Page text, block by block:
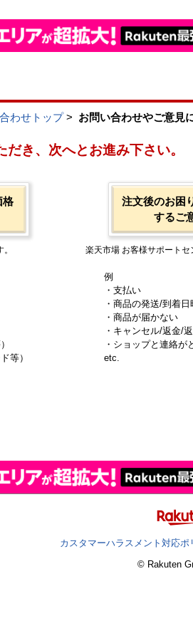
わせトップ> お問い合わせやご意見
き、次へとお進み下さい。
格
等）
注文後のお困
するご
楽天市場 お客様サポートセ
例
・支払い
・商品の発送/到着
・商品が届かない
・キャンセル/返金/
・ショップと連絡が
etc.
カスタマーハラスメント対応ポ
© Rakuten